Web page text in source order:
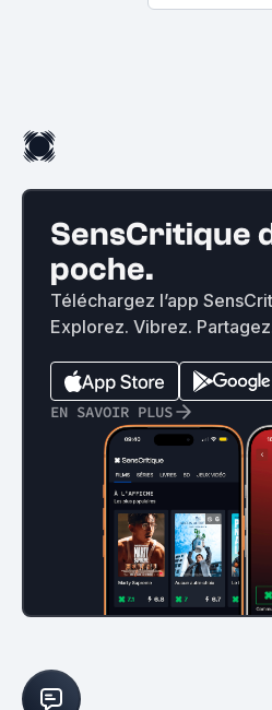
SensCritique
poche.
Téléchargez l’app
Explorez. Vibrez.
EN SAVOIR PLUS